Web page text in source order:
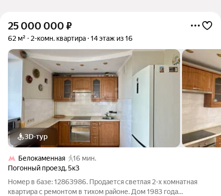
25 000 000 ₽
62 м² 2-комн. квартира 14 этаж из 16
3D-тур
Белокаменная
16 мин.
Погонный проезд,5к3
Номер в базе: 12863986. Продается светлая 2-х комнатная
квартира с ремонтом в тихом районе. Дом 1983 года